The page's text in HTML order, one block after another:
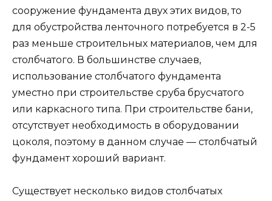
сооружение фундамента двух этих видов, то
для обустройства ленточного потребуется в 2-5
раз меньше строительных материалов, чем для
столбчатого. В большинстве случаев,
использование столбчатого фундамента
уместно при строительстве сруба брусчатого
или каркасного типа. При строительстве бани,
отсутствует необходимость в оборудовании
цоколя, поэтому в данном случае — столбчатый
фундамент хороший вариант.
Существует несколько видов столбчатых